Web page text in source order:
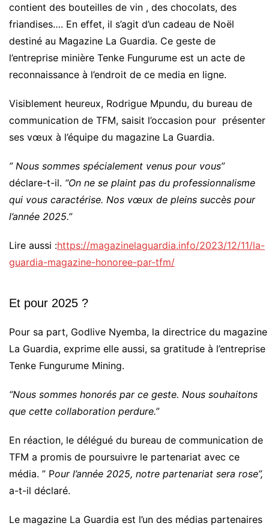
contient des bouteilles de vin , des chocolats, des
friandises…. En effet, il s’agit d’un cadeau de Noël
destiné au Magazine La Guardia. Ce geste de
l’entreprise minière Tenke Fungurume est un acte de
reconnaissance à l’endroit de ce media en ligne.
Visiblement heureux, Rodrigue Mpundu, du bureau de
communication de TFM, saisit l’occasion pour présenter
ses vœux à l’équipe du magazine La Guardia.
” Nous sommes spécialement venus pour vous”
déclare-t-il. “On ne se plaint pas du professionnalisme
qui vous caractérise. Nos vœux de pleins succès pour
l’année 2025.”
Lire aussi :https://magazinelaguardia.info/2023/12/11/la-
guardia-magazine-honoree-par-tfm/
Et pour 2025 ?
Pour sa part, Godlive Nyemba, la directrice du magazine
La Guardia, exprime elle aussi, sa gratitude à l’entreprise
Tenke Fungurume Mining.
“Nous sommes honorés par ce geste. Nous souhaitons
que cette collaboration perdure.”
En réaction, le délégué du bureau de communication de
TFM a promis de poursuivre le partenariat avec ce
média. ” Pour l’année 2025, notre partenariat sera rose”,
a-t-il déclaré.
Le magazine La Guardia est l’un des médias partenaires